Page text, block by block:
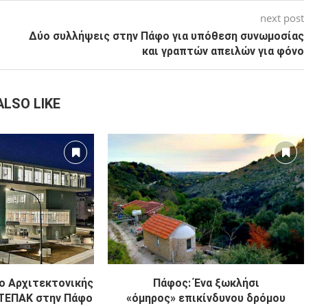
next post
Δύο συλλήψεις στην Πάφο για υπόθεση συνωμοσίας
και γραπτών απειλών για φόνο
LIKE
Αρχιτεκτονικής
στην Πάφο
Πάφος: Ένα ξωκλήσι
«όμηρος» επικίνδυνου δρόμου